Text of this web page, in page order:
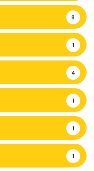
8
1
4
1
1
1